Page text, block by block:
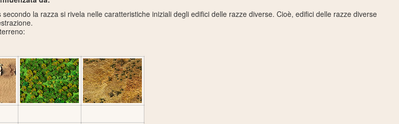
secondo la razza si rivela nelle caratteristiche iniziali degli edifici delle razze diverse. Cioè, edifici delle razze diverse